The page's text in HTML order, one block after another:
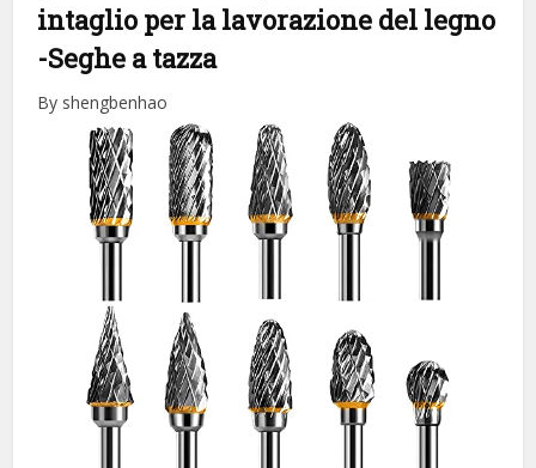
intaglio per la lavorazione del legno
-Seghe a tazza
By shengbenhao